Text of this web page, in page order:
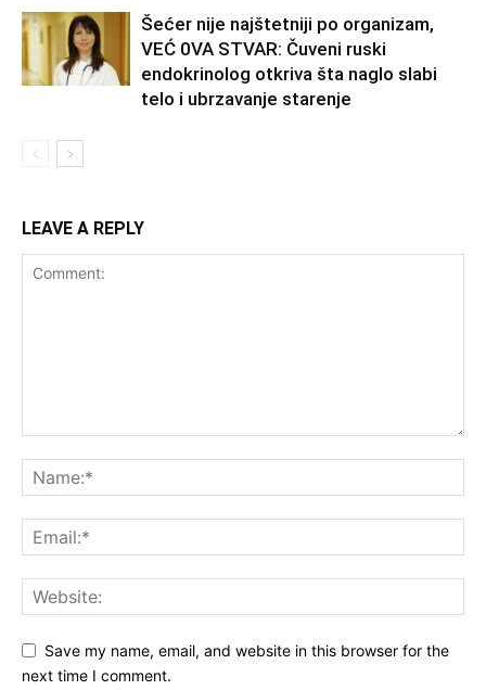
Šećer nije najštetniji po organizam,
VEĆ 0VA STVAR: Čuveni ruski
endokrinolog otkriva šta naglo slabi
telo i ubrzavanje starenje
LEAVE A REPLY
Save my name, email, and website in this browser for the
next time I comment.